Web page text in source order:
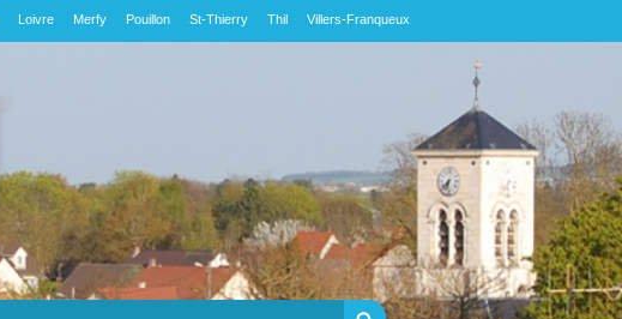
Rechercher
Loivre Merfy Pouillon St-Thierry Thil Villers-Franqueux